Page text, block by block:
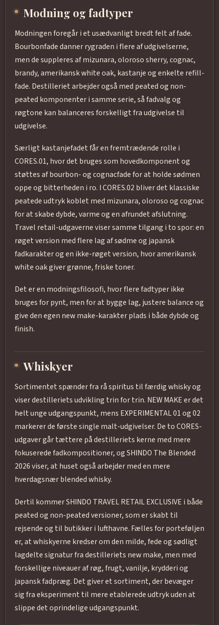
Modning og fadtyper
Modningen foregår i et usædvanligt bredt felt af fade.
Bourbonfade danner rygraden i flere af udgivelserne,
men de suppleres af mizunara, oloroso sherry, cognac,
brandy, amerikansk white oak, kastanje og enkelte refill-
fade. Destilleriet arbejder også med peated og non-
peated komponenter i samme serie, så fadvalg og
røgtone kan balanceres forskelligt fra udgivelse til
udgivelse.
Særligt kastanjefadet får en fremtrædende rolle i
CORES.01, hvor det bruges som hovedkomponent og
støttes af bourbon- og cognacfade for at holde sødmen
oppe og bitterheden i ro. I CORES.02 bliver det klassiske
peatede udtryk koblet med mizunara, oloroso og cognac
for at skabe dybde, varme og en afrundet afslutning.
Travel retail-udgaverne viser samme tilgang i to spor: en
røget version med flere lag af sødme og japansk
fadkarakter og en ikke-røget version, hvor amerikansk
white oak giver grønne, friske toner.
Det er en modningsfilosofi, hvor flere fadtyper ikke
bruges for pynt, men for at bygge lag, justere balance og
give den egen new make-karakter plads i både dybde og
finish.
Whiskyer
Sortimentet spænder fra rå spiritus til færdig whisky og
viser destilleriets udvikling trin for trin. NEW MAKE er det
helt unge udgangspunkt, mens EXPERIMENTAL 01 og 02
markerer de første single malt-udgivelser. De to CORES-
udgaver går tættere på destilleriets kerne med mere
fokuserede fadkompositioner, og SHINDO The Blended
2026 viser, at huset også arbejder med en mere
hverdagsnær blended whisky.
Dertil kommer SHINDO TRAVEL RETAIL EXCLUSIVE i både
peated og non-peated versioner, som er skabt til
rejsende og til butikker i lufthavne. Fælles for porteføljen
er, at whiskyerne kredser om den milde, fede og sødligt
lagdelte signatur fra destilleriets new make, men med
forskellige niveauer af røg, frugt, vanilje, krydderi og
japansk fadpræg. Det giver et sortiment, der bevæger
sig fra eksperiment til mere etablerede udtryk uden at
slippe det oprindelige udgangspunkt.